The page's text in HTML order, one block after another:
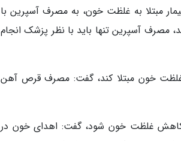
مبتلا به غلظت خون، به مصرف آسپرین با
مصرف آسپرین تنها باید با نظر پزشک انجام
خون مبتلا کند، گفت: مصرف قرص آهن
کاهش غلظت خون شود، گفت: اهدای خون در